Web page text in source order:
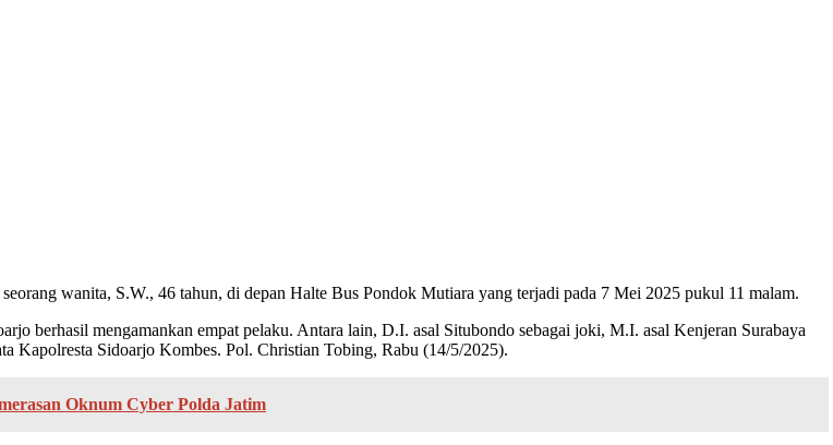
wanita, S.W., 46 tahun, di depan Halte Bus Pondok Mutiara yang terjadi pada 7 Mei 2025 pukul 11 malam.
berhasil mengamankan empat pelaku. Antara lain, D.I. asal Situbondo sebagai joki, M.I. asal Kenjeran Surabaya
Kapolresta Sidoarjo Kombes. Pol. Christian Tobing, Rabu (14/5/2025).
Oknum Cyber Polda Jatim